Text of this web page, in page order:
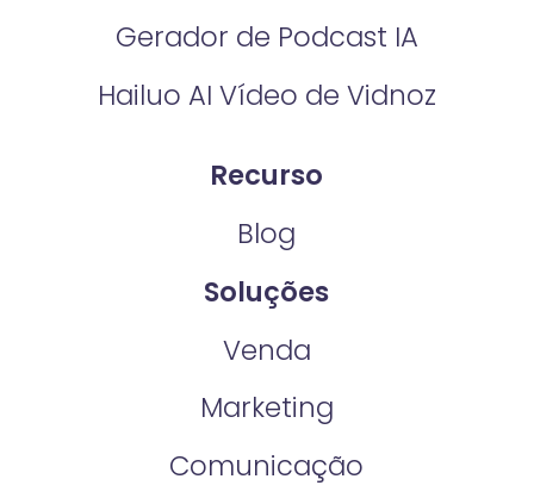
Gerador de Podcast IA
Hailuo AI Vídeo de Vidnoz
Recurso
Blog
Soluções
Venda
Marketing
Comunicação